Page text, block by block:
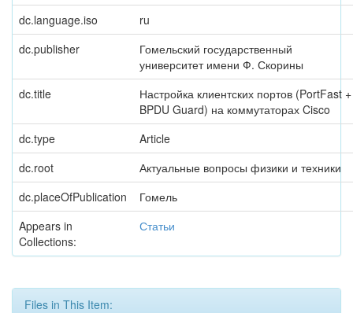
dc.language.iso
ru
dc.publisher
Гомельский государственный
университет имени Ф. Скорины
dc.title
Настройка клиентских портов (PortFast +
BPDU Guard) на коммутаторах Cisco
dc.type
Article
dc.root
Актуальные вопросы физики и техники
dc.placeOfPublication
Гомель
Appears in
Collections:
Статьи
Files in This Item: